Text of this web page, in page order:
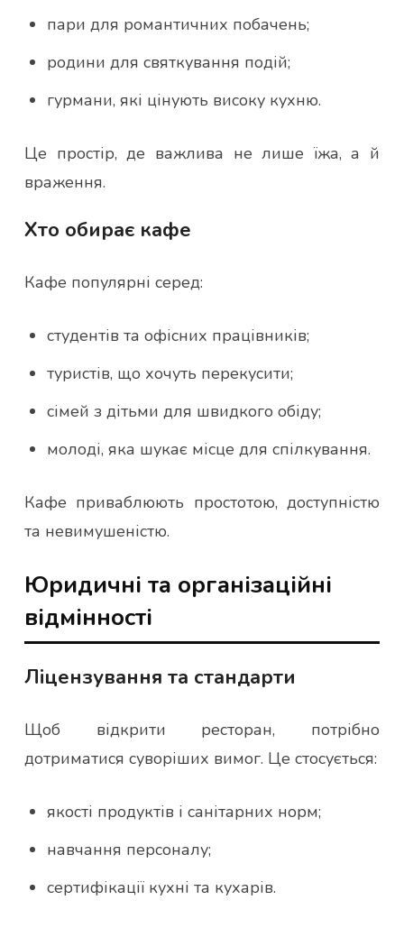
пари для романтичних побачень;
родини для святкування подій;
гурмани, які цінують високу кухню.
Це простір, де важлива не лише їжа, а й
враження.
Хто обирає кафе
Кафе популярні серед:
студентів та офісних працівників;
туристів, що хочуть перекусити;
сімей з дітьми для швидкого обіду;
молоді, яка шукає місце для спілкування.
Кафе приваблюють простотою, доступністю
та невимушеністю.
Юридичні та організаційні
відмінності
Ліцензування та стандарти
Щоб відкрити ресторан, потрібно
дотриматися суворіших вимог. Це стосується:
якості продуктів і санітарних норм;
навчання персоналу;
сертифікації кухні та кухарів.